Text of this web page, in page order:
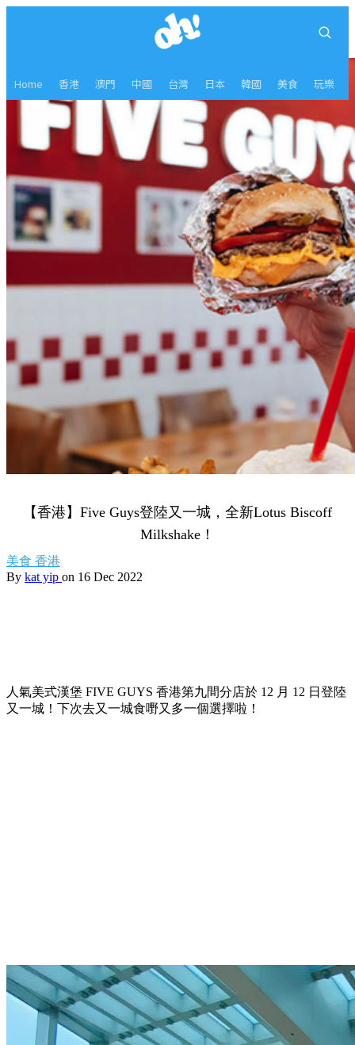
Home 香港 澳門 中國 台灣 日本 韓國 美食 玩樂
【香港】Five Guys登陸又一城，全新Lotus Biscoff
Milkshake！
美食 香港
By kat yip on 16 Dec 2022
人氣美式漢堡 FIVE GUYS 香港第九間分店於 12 月 12 日登陸
又一城！下次去又一城食嘢又多一個選擇啦！